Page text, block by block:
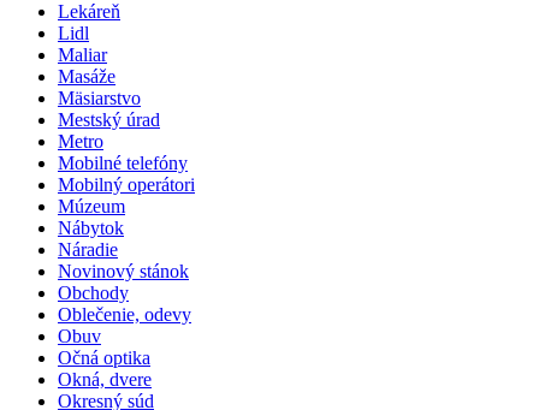
Lekáreň
Lidl
Maliar
Masáže
Mäsiarstvo
Mestský úrad
Metro
Mobilné telefóny
Mobilný operátori
Múzeum
Nábytok
Náradie
Novinový stánok
Obchody
Oblečenie, odevy
Obuv
Očná optika
Okná, dvere
Okresný súd